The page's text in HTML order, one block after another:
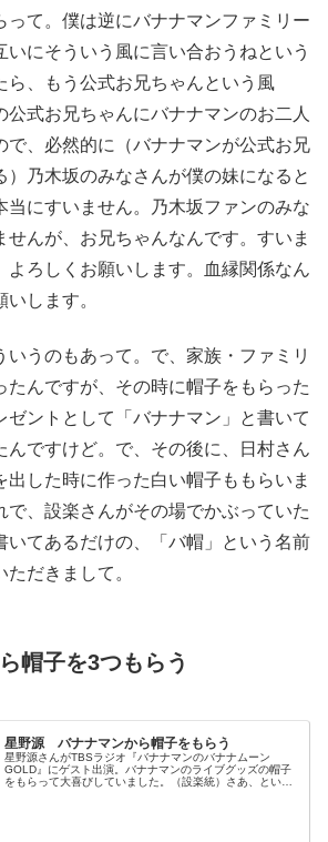
って。僕は逆にバナナマンファミリー
いにそういう風に言い合おうねという
ら、もう公式お兄ちゃんという風
式お兄ちゃんにバナナマンのお二人
で、必然的に（バナナマンが公式お兄
）乃木坂のみなさんが僕の妹になると
当にすいません。乃木坂ファンのみな
せんが、お兄ちゃんなんです。すいま
よろしくお願いします。血縁関係なん
します。
いうのもあって。で、家族・ファミリ
たんですが、その時に帽子をもらった
ゼントとして「バナナマン」と書いて
んですけど。で、その後に、日村さん
出した時に作った白い帽子ももらいま
で、設楽さんがその場でかぶっていた
いてあるだけの、「バ帽」という名前
だきまして。
帽子を3つもらう
星野源 バナナマンから帽子をもらう
星野源さんがTBSラジオ『バナナマンのバナナムーン
GOLD』にゲスト出演。バナナマンのライブグッズの帽子
をもらって大喜びしていました。（設楽統）さあ、という